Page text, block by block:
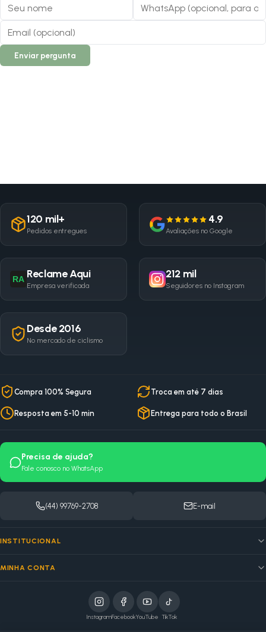
Enviar pergunta
120 mil+
Pedidos entregues
4.9
Avaliações no Google
RA Reclame Aqui
Empresa verificada
212 mil
Seguidores no Instagram
Desde 2016
No mercado de ciclismo
Compra 100% Segura Troca em até 7 dias
Resposta em 5-10 min Entrega para todo o Brasil
Precisa de ajuda?
Fale conosco no WhatsApp
(44) 99769-2708 E-mail
INSTITUCIONAL
MINHA CONTA
InstagramFacebookYouTube TikTok